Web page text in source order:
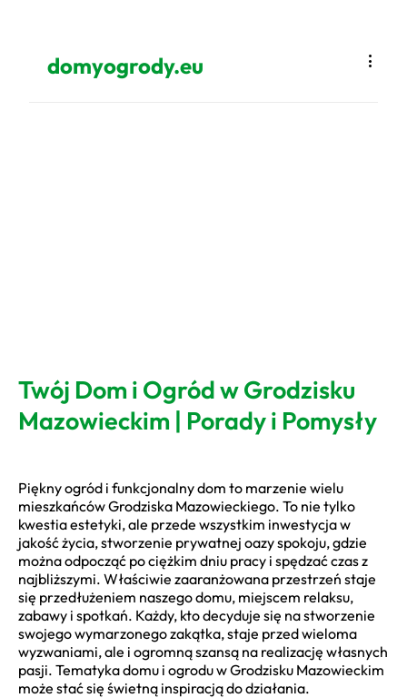
domyogrody.eu
Twój Dom i Ogród w Grodzisku
Mazowieckim | Porady i Pomysły
Piękny ogród i funkcjonalny dom to marzenie wielu
mieszkańców Grodziska Mazowieckiego. To nie tylko
kwestia estetyki, ale przede wszystkim inwestycja w
jakość życia, stworzenie prywatnej oazy spokoju, gdzie
można odpocząć po ciężkim dniu pracy i spędzać czas z
najbliższymi. Właściwie zaaranżowana przestrzeń staje
się przedłużeniem naszego domu, miejscem relaksu,
zabawy i spotkań. Każdy, kto decyduje się na stworzenie
swojego wymarzonego zakątka, staje przed wieloma
wyzwaniami, ale i ogromną szansą na realizację własnych
pasji. Tematyka domu i ogrodu w Grodzisku Mazowieckim
może stać się świetną inspiracją do działania.